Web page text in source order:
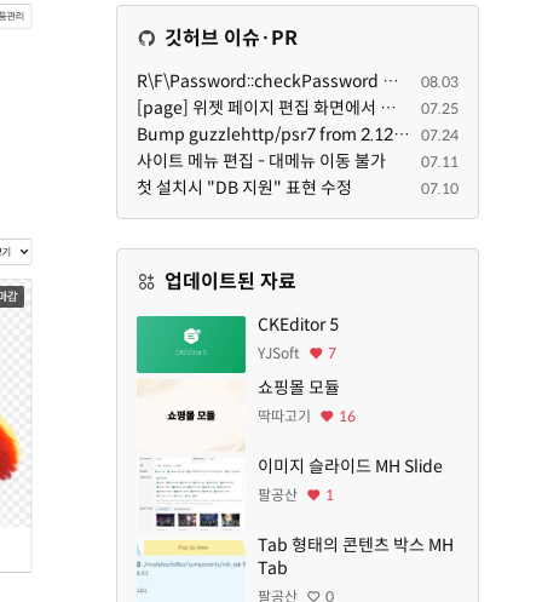
깃허브 이슈·PR
R\F\Password::checkPassword 함수 해시 알고리즘을 암시적으로 호출하는 경우 Argon2id 해시 비교 실패 08.03
[page] 위젯 페이지 편집 화면에서 위젯이 Context의 module_info를 덮어쓰면 저장이 ERR_ACT_IS_NOT_STANDALONE으로 실패 07.25
Bump guzzlehttp/psr7 from 2.12.1 to 2.12.3 in /common 07.24
사이트 메뉴 편집 - 대메뉴 이동 불가 07.11
첫 설치시 "DB 지원" 표현 수정 07.10
업데이트된 자료
CKEditor 5
YJSoft 7
쇼핑몰 모듈
딱따고기 16
이미지 슬라이드 MH Slide
팔공산 1
Tab 형태의 콘텐츠 박스 MH
Tab
팔공산 0